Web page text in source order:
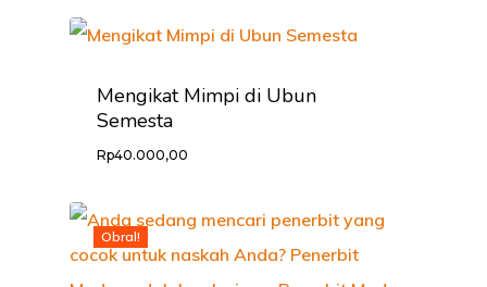
Mengikat Mimpi di Ubun
Semesta
Rp40.000,00
Obral!
HOME
PROFILE